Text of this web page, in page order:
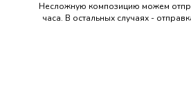
Несложную композицию можем
часа. В остальных случаях -